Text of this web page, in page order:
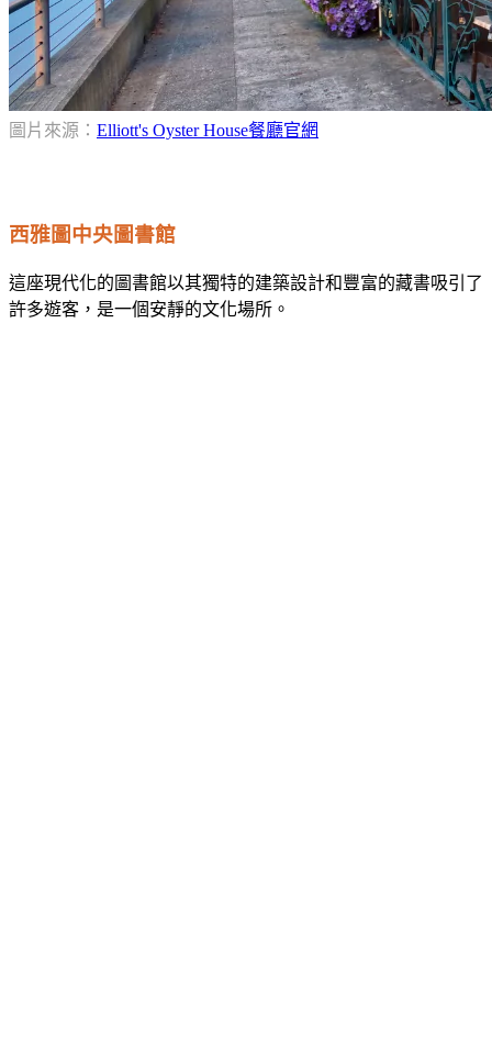
圖片來源： Elliott's Oyster House餐廳官網
西雅圖中央圖書館
這座現代化的圖書館以其獨特的建築設計和豐富的藏書吸引了
許多遊客，是一個安靜的文化場所。